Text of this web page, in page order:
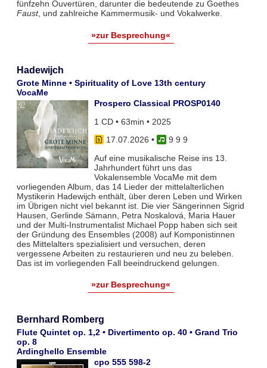
fünfzehn Ouvertüren, darunter die bedeutende zu Goethes
Faust, und zahlreiche Kammermusik- und Vokalwerke.
»zur Besprechung«
Hadewijch
Grote Minne • Spirituality of Love 13th century
VocaMe
Prospero Classical PROSP0140
1 CD • 63min • 2025
17.07.2026 •
9 9 9
Auf eine musikalische Reise ins 13.
Jahrhundert führt uns das
Vokalensemble VocaMe mit dem
vorliegenden Album, das 14 Lieder der mittelalterlichen
Mystikerin Hadewijch enthält, über deren Leben und Wirken
im Übrigen nicht viel bekannt ist. Die vier Sängerinnen Sigrid
Hausen, Gerlinde Sämann, Petra Noskalová, Maria Hauer
und der Multi-Instrumentalist Michael Popp haben sich seit
der Gründung des Ensembles (2008) auf Komponistinnen
des Mittelalters spezialisiert und versuchen, deren
vergessene Arbeiten zu restaurieren und neu zu beleben.
Das ist im vorliegenden Fall beeindruckend gelungen.
»zur Besprechung«
Bernhard Romberg
Flute Quintet op. 1,2 • Divertimento op. 40 • Grand Trio
op. 8
Ardinghello Ensemble
cpo 555 598-2